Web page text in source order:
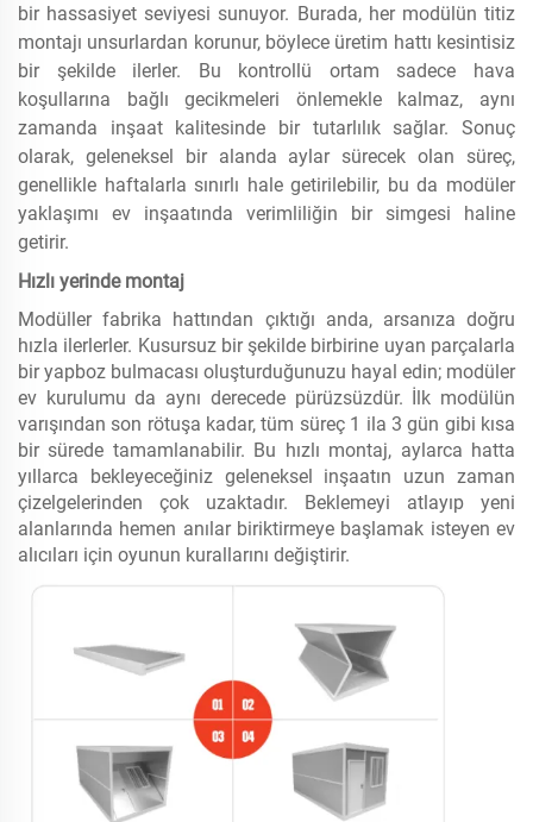
bir hassasiyet seviyesi sunuyor. Burada, her modülün titiz
montajı unsurlardan korunur, böylece üretim hattı kesintisiz
bir şekilde ilerler. Bu kontrollü ortam sadece hava
koşullarına bağlı gecikmeleri önlemekle kalmaz, aynı
zamanda inşaat kalitesinde bir tutarlılık sağlar. Sonuç
olarak, geleneksel bir alanda aylar sürecek olan süreç,
genellikle haftalarla sınırlı hale getirilebilir, bu da modüler
yaklaşımı ev inşaatında verimliliğin bir simgesi haline
getirir.
Hızlı yerinde montaj
Modüller fabrika hattından çıktığı anda, arsanıza doğru
hızla ilerlerler. Kusursuz bir şekilde birbirine uyan parçalarla
bir yapboz bulmacası oluşturduğunuzu hayal edin; modüler
ev kurulumu da aynı derecede pürüzsüzdür. İlk modülün
varışından son rötuşa kadar, tüm süreç 1 ila 3 gün gibi kısa
bir sürede tamamlanabilir. Bu hızlı montaj, aylarca hatta
yıllarca bekleyeceğiniz geleneksel inşaatın uzun zaman
çizelgelerinden çok uzaktadır. Beklemeyi atlayıp yeni
alanlarında hemen anılar biriktirmeye başlamak isteyen ev
alıcıları için oyunun kurallarını değiştirir.